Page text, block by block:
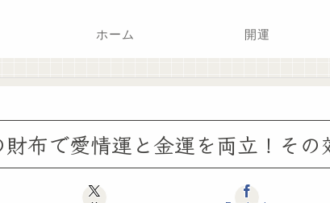
ホーム 開運
財布で愛情運と金運を両立！その